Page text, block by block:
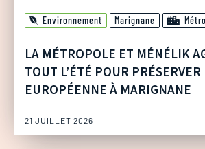
Environnement Marignane
LA MÉTROPOLE ET MÉNÉLIK
TOUT L’ÉTÉ POUR PRÉSERVER
EUROPÉENNE À MARIGNANE
21 JUILLET 2026